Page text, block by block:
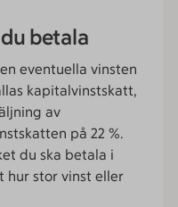
betala
eventuella vinsten
kapitalvinstskatt,
av
på 22 %.
du ska betala i
hur stor vinst eller